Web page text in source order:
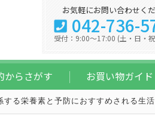
からさがす お買い物ガイド
お気軽にお問い合わせく
042-736-
受付：9:00～17:00 (土・日・
する栄養素と予防におすすめされる生